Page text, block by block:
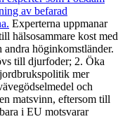
av befarad
Experterna uppmanar
hälsosammare kost med
höginkomstländer.
till djurfoder; 2. Öka
mer
och
matsvinn, eftersom till
i EU motsvarar